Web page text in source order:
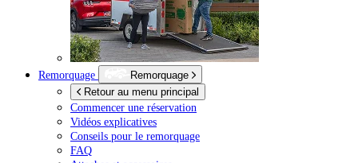
Remorquage
Remorquage
Retour au menu principal
Commencer une réservation
Vidéos explicatives
Conseils pour le remorquage
FAQ